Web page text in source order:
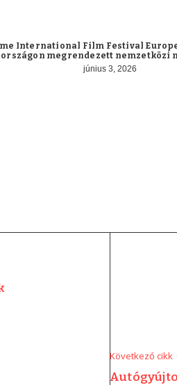
International Film Festival
megrendezett nemzetközi
június 3, 2026
Következő cikk